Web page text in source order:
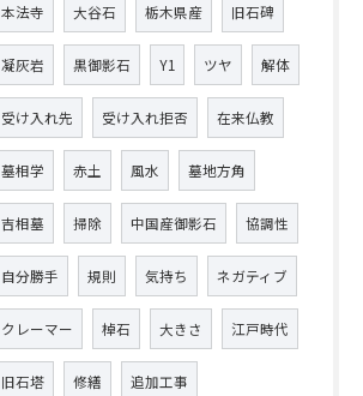
本法寺 大谷石 栃木県産 旧石碑
凝灰岩 黒御影石 Y1 ツヤ 解体
受け入れ先 受け入れ拒否 在来仏教
墓相学 赤土 風水 墓地方角
吉相墓 掃除 中国産御影石 協調性
自分勝手 規則 気持ち ネガティブ
クレーマー 棹石 大きさ 江戸時代
旧石塔 修繕 追加工事